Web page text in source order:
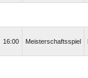
16:00 Meisterschaftsspiel